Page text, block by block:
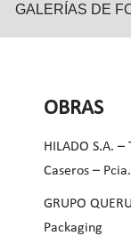
GALERÍAS DE
OBRAS
HILADO S.A.
Caseros –
GRUPO
Packaging